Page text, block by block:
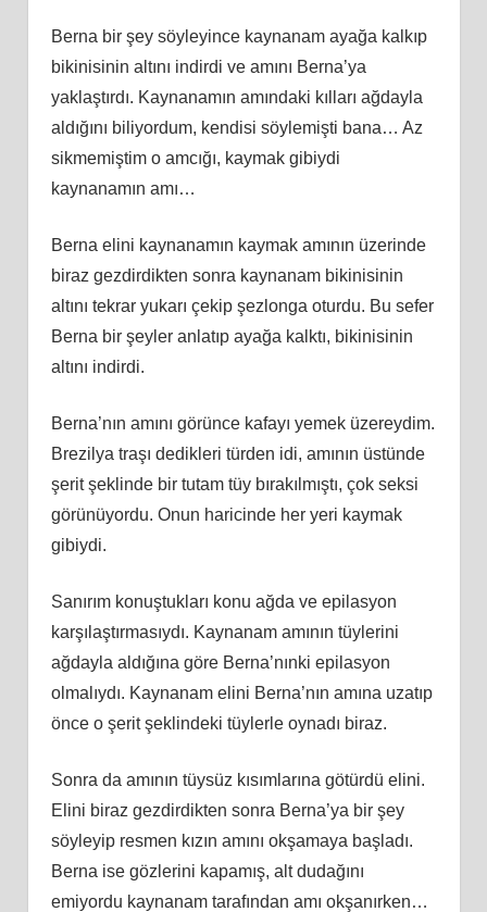
Berna bir şey söyleyince kaynanam ayağa kalkıp
bikinisinin altını indirdi ve amını Berna’ya
yaklaştırdı. Kaynanamın amındaki kılları ağdayla
aldığını biliyordum, kendisi söylemişti bana… Az
sikmemiştim o amcığı, kaymak gibiydi
kaynanamın amı…
Berna elini kaynanamın kaymak amının üzerinde
biraz gezdirdikten sonra kaynanam bikinisinin
altını tekrar yukarı çekip şezlonga oturdu. Bu sefer
Berna bir şeyler anlatıp ayağa kalktı, bikinisinin
altını indirdi.
Berna’nın amını görünce kafayı yemek üzereydim.
Brezilya traşı dedikleri türden idi, amının üstünde
şerit şeklinde bir tutam tüy bırakılmıştı, çok seksi
görünüyordu. Onun haricinde her yeri kaymak
gibiydi.
Sanırım konuştukları konu ağda ve epilasyon
karşılaştırmasıydı. Kaynanam amının tüylerini
ağdayla aldığına göre Berna’nınki epilasyon
olmalıydı. Kaynanam elini Berna’nın amına uzatıp
önce o şerit şeklindeki tüylerle oynadı biraz.
Sonra da amının tüysüz kısımlarına götürdü elini.
Elini biraz gezdirdikten sonra Berna’ya bir şey
söyleyip resmen kızın amını okşamaya başladı.
Berna ise gözlerini kapamış, alt dudağını
emiyordu kaynanam tarafından amı okşanırken…